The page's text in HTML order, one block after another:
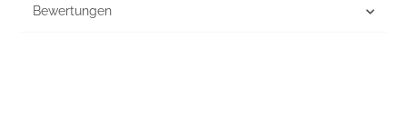
Bewertungen